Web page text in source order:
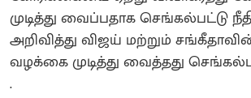
முடித்து வைப்பதாக செங்கல்பட்டு
அறிவித்து விஜய் மற்றும்
வழக்கை முடித்து வைத்தது
.